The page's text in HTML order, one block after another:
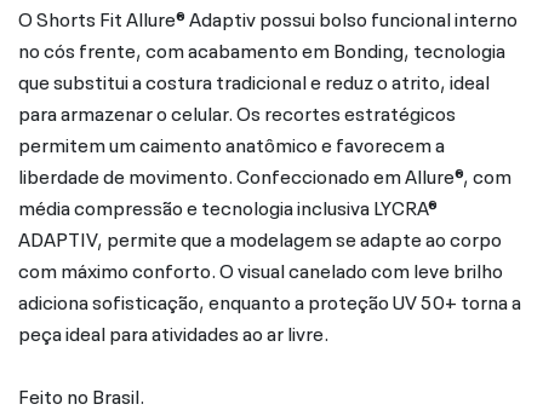
O Shorts Fit Allure® Adaptiv possui bolso funcional interno
no cós frente, com acabamento em Bonding, tecnologia
que substitui a costura tradicional e reduz o atrito, ideal
para armazenar o celular. Os recortes estratégicos
permitem um caimento anatômico e favorecem a
liberdade de movimento. Confeccionado em Allure®, com
média compressão e tecnologia inclusiva LYCRA®
ADAPTIV, permite que a modelagem se adapte ao corpo
com máximo conforto. O visual canelado com leve brilho
adiciona sofisticação, enquanto a proteção UV 50+ torna a
peça ideal para atividades ao ar livre.
Feito no Brasil.